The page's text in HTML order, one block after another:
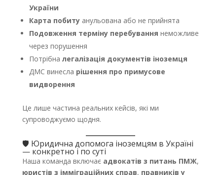
України
Карта побитуанульована або не прийнята
Подовження терміну перебування неможливе
через порушення
Потрібна легалізація документів іноземця
ДМС винесла рішення про примусове
видворення
Це лише частина реальних кейсів, які ми
супроводжуємо щодня.
🛡 Юридична допомога іноземцям в Україні
— конкретно і по суті
Наша команда включає адвокатів з питань ПМЖ,
юристів з імміграційних справ, правників у